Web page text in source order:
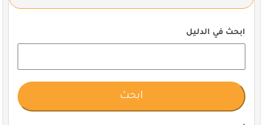
ابحث في الدليل